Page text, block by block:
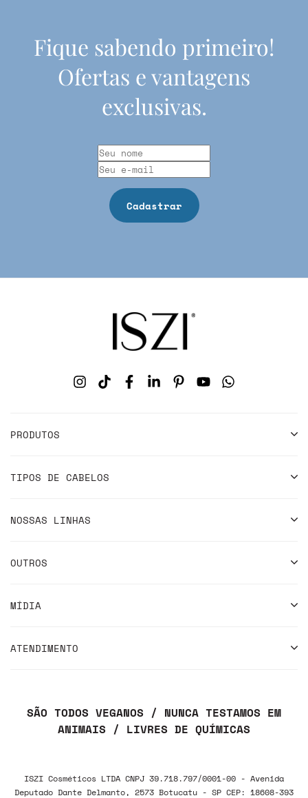
Fique sabendo primeiro!
Ofertas e vantagens
exclusivas.
PRODUTOS
TIPOS DE CABELOS
NOSSAS LINHAS
OUTROS
MÍDIA
ATENDIMENTO
SÃO TODOS VEGANOS / NUNCA TESTAMOS EM
ANIMAIS / LIVRES DE QUÍMICAS
ISZI Cosméticos LTDA CNPJ 39.718.797/0001-00 - Avenida
Deputado Dante Delmanto, 2573 Botucatu - SP CEP: 18608-393